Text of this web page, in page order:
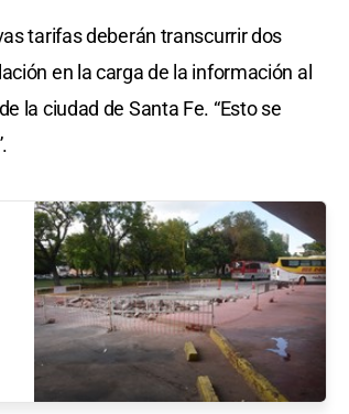
tarifas deberán transcurrir dos
en la carga de la información al
la ciudad de Santa Fe. “Esto se